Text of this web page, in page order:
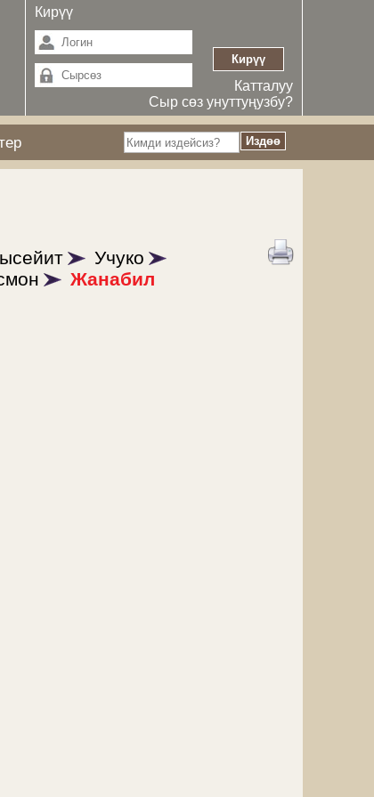
Кирүү
Катталуу
Сыр сөз унуттуңузбу?
Учуко
Жанабил